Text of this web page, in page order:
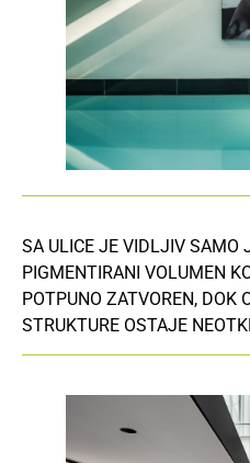
SA ULICE JE VIDLJIV SAMO
PIGMENTIRANI VOLUMEN
POTPUNO ZATVOREN, DOK
STRUKTURE OSTAJE